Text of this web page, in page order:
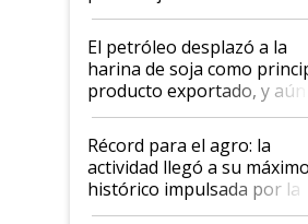
El petróleo desplazó a la
harina de soja como
producto exportado, y aún
el agro aportó casi seis de
diez dólares y sostuvo el
liderazgo en un semestre
récord
Récord para el agro: la
actividad llegó a su máximo
histórico impulsada por la
cosecha y las